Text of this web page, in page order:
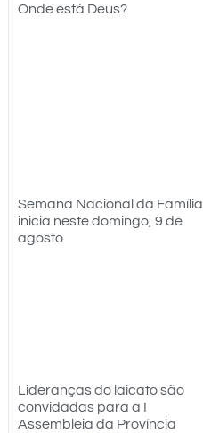
Onde está Deus?
Semana Nacional da Família
inicia neste domingo, 9 de
agosto
Lideranças do laicato são
convidadas para a I
Assembleia da Província